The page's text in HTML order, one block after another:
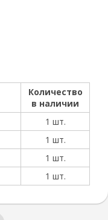
Количество
в наличии
1 шт.
1 шт.
1 шт.
1 шт.